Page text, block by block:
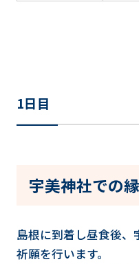
1日目
宇美神社での
島根に到着し昼食後
祈願を行います。